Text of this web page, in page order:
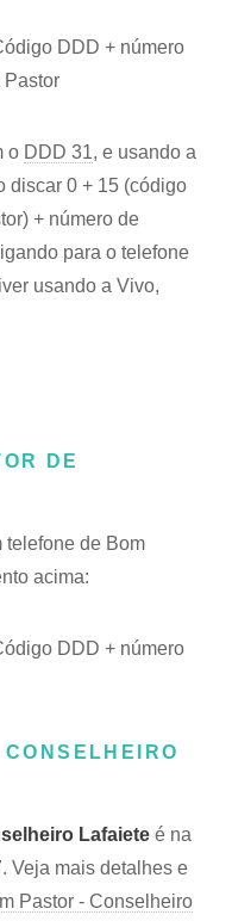
DDD + número
Pastor
o DDD 31, e usando a
discar 0 + 15 (código
+ número de
para o telefone
usando a Vivo,
DE
telefone de Bom
acima:
DDD + número
Lafaiete é na
Veja mais detalhes e
Pastor - Conselheiro